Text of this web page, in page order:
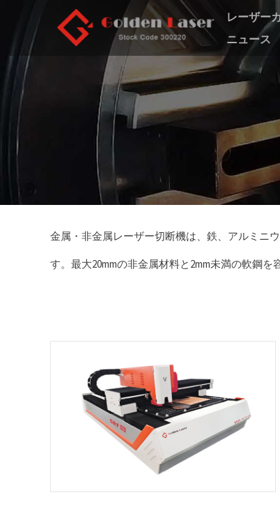
レーザー
ニュース
金属・非金属レーザー切断機は、鉄、アルミニ
す。最大20mmの非金属材料と2mm未満の軟鋼を